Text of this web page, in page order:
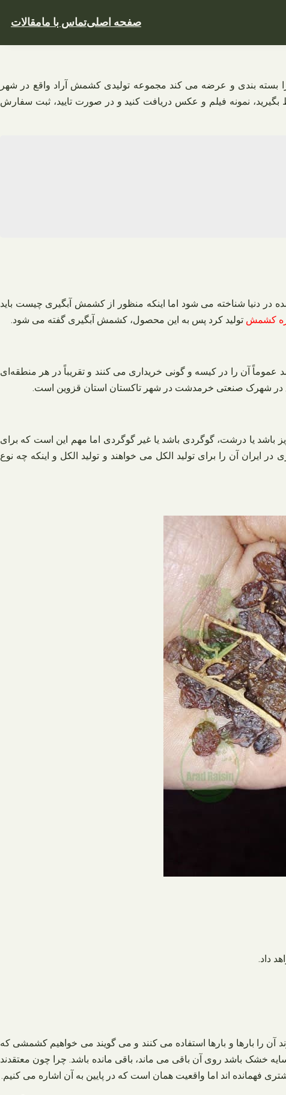
صفحه اصلیتماس با مامقالات
بسته‌ بندی و عرضه می‌ کند مجموعه تولیدی کشمش آراد واقع در شهر
نمونه فیلم و عکس دریافت کنید و در صورت تایید، ثبت سفارش
دنیا شناخته می‌ شود اما اینکه منظور از کشمش آبگیری چیست باید
کشمش تولید کرد پس به این محصول، کشمش آبگیری گفته می شود.
آن را در کیسه و گونی خریداری می‌ کنند و تقریباً در هر منطقه‌ای
در شهرک صنعتی خرمدشت در شهر تاکستان استان قزوین است.
باشد یا درشت، گوگردی باشد یا غیر گوگردی اما مهم این است که برای
چه خروجی از آن هستید. شاید بیش از ۹۰ درصد مشتریان کشمش آبگیری در ایران آن را برای تولید الکل می‌ خواهند و تولید الکل و اینکه چه نوع
داد.
را بارها و بارها استفاده می‌ کنند و می‌ گویند می‌ خواهیم کشمشی که
خشک باشد روی آن باقی می‌ ماند، باقی مانده باشد. چرا چون معتقدند
فهمانده اند اما واقعیت همان است که در پایین به آن اشاره می‌ کنیم.